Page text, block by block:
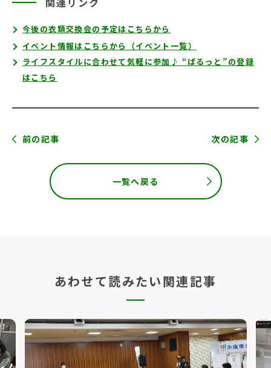
今後の衣類交換会の予定はこちらから
イベント情報はこちらから（イベント一覧）
ライフスタイルに合わせて気軽に参加♪ “ぱるっと”の登録
はこちら
前の記事 次の記事
一覧へ戻る
あわせて読みたい関連記事